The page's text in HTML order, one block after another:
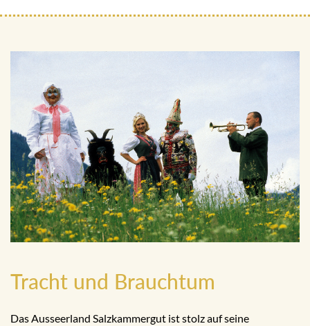
Tracht und Brauchtum
Das Ausseerland Salzkammergut ist stolz auf seine